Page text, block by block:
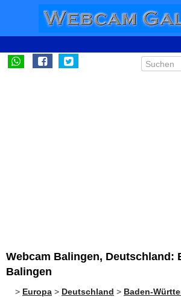
Webcam Balingen, Deutschland:
Balingen
> Europa > Deutschland > Baden-